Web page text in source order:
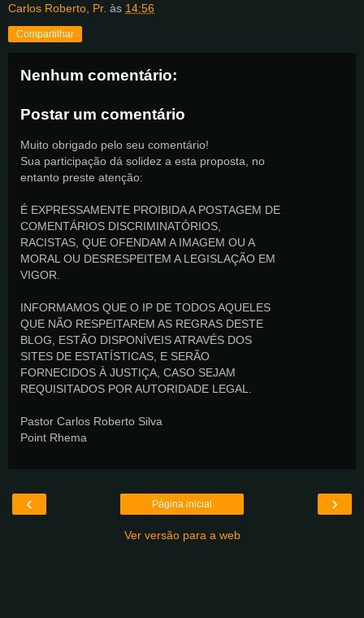
Carlos Roberto, Pr. às 14:56
Compartilhar
Nenhum comentário:
Postar um comentário
Muito obrigado pelo seu comentário!
Sua participação dá solidez a esta proposta, no
entanto preste atenção:
É EXPRESSAMENTE PROIBIDA A POSTAGEM DE
COMENTÁRIOS DISCRIMINATÓRIOS,
RACISTAS, QUE OFENDAM A IMAGEM OU A
MORAL OU DESRESPEITEM A LEGISLAÇÃO EM
VIGOR.
INFORMAMOS QUE O IP DE TODOS AQUELES
QUE NÃO RESPEITAREM AS REGRAS DESTE
BLOG, ESTÃO DISPONÍVEIS ATRAVÉS DOS
SITES DE ESTATÍSTICAS, E SERÃO
FORNECIDOS À JUSTIÇA, CASO SEJAM
REQUISITADOS POR AUTORIDADE LEGAL.
Pastor Carlos Roberto Silva
Point Rhema
‹ ›
Página inicial
Ver versão para a web